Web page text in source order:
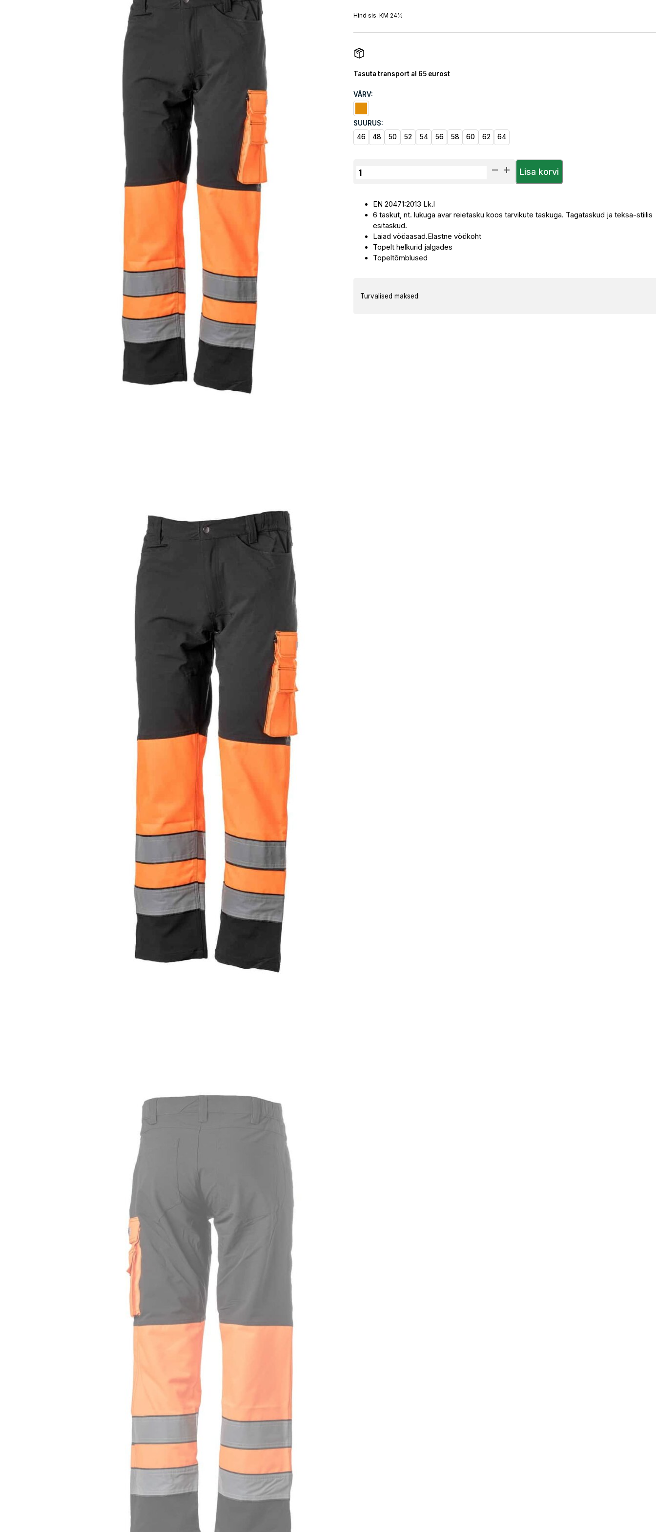
Hind sis. KM 24%
Tasuta transport al 65 eurost
VÄRV:
SUURUS:
46
48 50 52 54 56 58 60 62 64
Tööpüksid
Vis
Strech
kogus
Lisa korvi
EN 20471:2013 Lk.l
6 taskut, nt. lukuga avar reietasku koos tarvikute taskuga. Tagataskud ja teksa-stiilis
esitaskud.
Laiad vööaasad.Elastne vöökoht
Topelt helkurid jalgades
Topeltõmblused
Turvalised maksed: